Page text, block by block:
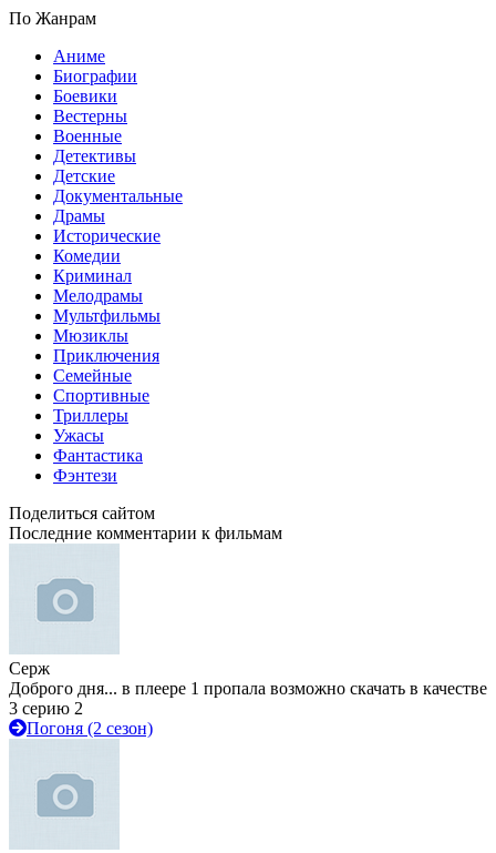
По Жанрам
Аниме
Биографии
Боевики
Вестерны
Военные
Детективы
Детские
Документальные
Драмы
Исторические
Комедии
Криминал
Мелодрамы
Мультфильмы
Мюзиклы
Приключения
Семейные
Спортивные
Триллеры
Ужасы
Фантастика
Фэнтези
Поделиться сайтом
Последние комментарии к фильмам
Серж
Доброго дня... в плеере 1 пропала возможно скачать в качестве
3 серию 2
Погоня (2 сезон)